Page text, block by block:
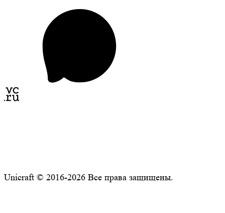
Unicraft © 2016-2026 Все права защищены.